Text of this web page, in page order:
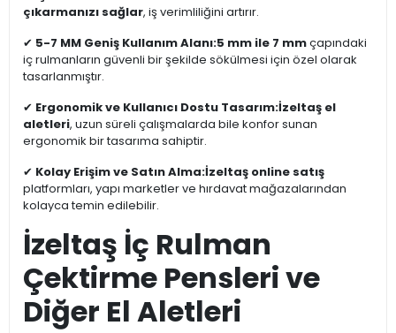
çıkarmanızı sağlar, iş verimliliğini artırır.
✔ 5-7 MM Geniş Kullanım Alanı:5 mm ile 7 mmçapındaki
iç rulmanların güvenli bir şekilde sökülmesi için özel olarak
tasarlanmıştır.
✔ Ergonomik ve Kullanıcı Dostu Tasarım:İzeltaş el
aletleri, uzun süreli çalışmalarda bile konfor sunan
ergonomik bir tasarıma sahiptir.
✔ Kolay Erişim ve Satın Alma:İzeltaş online satış
platformları, yapı marketler ve hırdavat mağazalarından
kolayca temin edilebilir.
İzeltaş İç Rulman
Çektirme Pensleri ve
Diğer El Aletleri